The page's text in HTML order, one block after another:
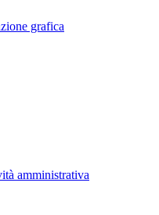
grafica
amministrativa